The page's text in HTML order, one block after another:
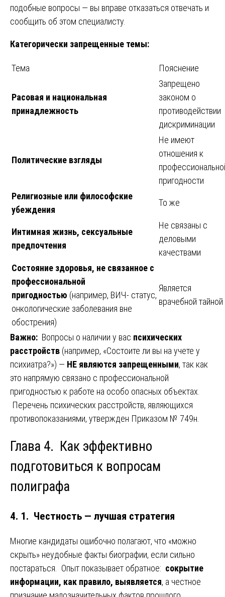
подобные вопросы — вы вправе отказаться отвечать и
сообщить об этом специалисту.
Категорически запрещенные темы:
Тема Пояснение
Расовая и национальная
принадлежность
Запрещено
законом о
противодействии
дискриминации
Политические взгляды
Не имеют
отношения к
пригодности
Религиозные или философские
убеждения
То же
Интимная жизнь, сексуальные
предпочтения
Не связаны с
деловыми
качествами
Состояние здоровья, не связанное с
профессиональной
пригодностью (например, ВИЧ- статус,
онкологические заболевания вне
обострения)
Является
врачебной тайной
Важно: Вопросы о наличии у вас психических
расстройств (например, «Состоите ли вы на учете у
психиатра?») — НЕ являются запрещенными, так как
это напрямую связано с профессиональной
пригодностью к работе на особо опасных объектах.
Перечень психических расстройств, являющихся
противопоказаниями, утвержден Приказом № 749н.
Глава 4. Как эффективно
подготовиться к вопросам
полиграфа
4. 1. Честность — лучшая стратегия
Многие кандидаты ошибочно полагают, что «можно
скрыть» неудобные факты биографии, если сильно
постараться. Опыт показывает обратное: сокрытие
информации, как правило, выявляется, а честное